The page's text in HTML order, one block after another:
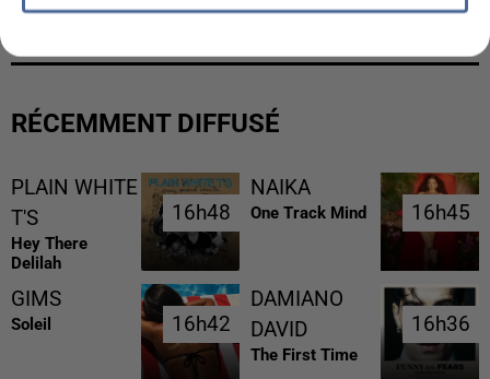
INTERMARCHÉ APRÈS UNE...
RÉCEMMENT DIFFUSÉ
PLAIN WHITE
T'S
Hey There
Delilah
16h48
16h48
NAIKA
One Track Mind 16h45
16h45
GIMS
Soleil 16h42
16h42
DAMIANO
DAVID
The First Time
16h36
16h36